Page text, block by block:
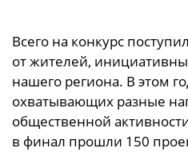
Всего на конкурс
от жителей,
нашего региона. В этом
охватывающих разные
общественной
в финал прошли 150